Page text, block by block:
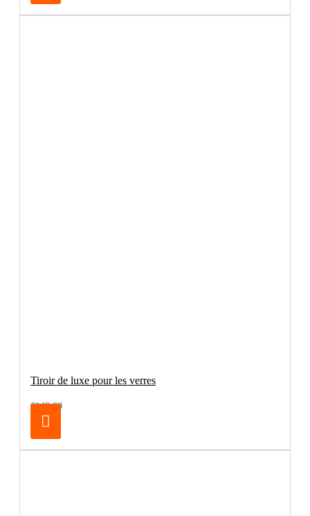
Tiroir de luxe pour les verres
€149.00